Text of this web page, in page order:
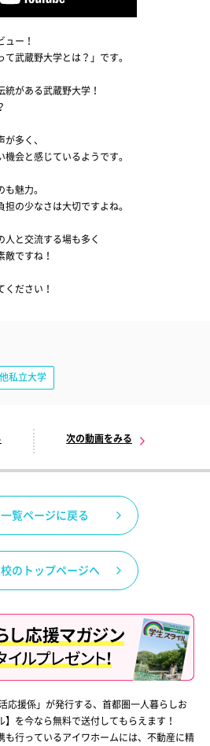
ー！
武蔵野大学とは？」です。
がある武蔵野大学！
多く、
会と感じているようです。
魅力。
の少なさは大切ですよね。
と交流する場も多く
ですね！
ださい！
私立大学
次の動画をみる
覧ページに戻る
のトップページへ
応援係」が発行する、首都圏一人暮らしお
を今なら無料で送付してもらえます！
も行っているアイワホームには、不動産に精